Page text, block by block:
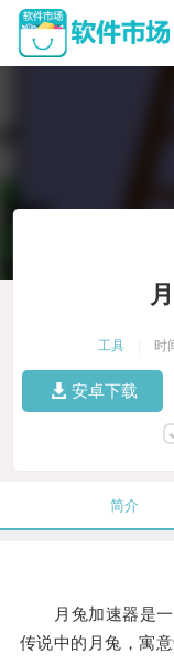
工具 时
安卓下载
简介
月兔加速器是一
传说中的月兔，寓意